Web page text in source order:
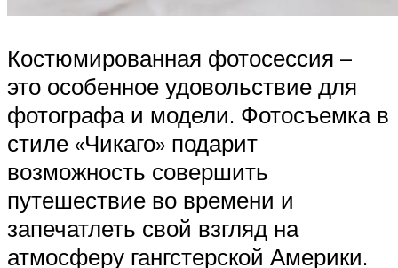
Костюмированная фотосессия –
это особенное удовольствие для
фотографа и модели. Фотосъемка в
стиле «Чикаго» подарит
возможность совершить
путешествие во времени и
запечатлеть свой взгляд на
атмосферу гангстерской Америки.